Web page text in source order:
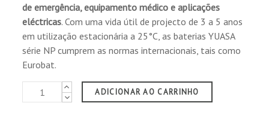
de emergência, equipamento médico e aplicações
eléctricas. Com uma vida útil de projecto de 3 a 5 anos
em utilização estacionária a 25°C, as baterias YUASA
série NP cumprem as normas internacionais, tais como
Eurobat.
ADICIONAR AO CARRINHO